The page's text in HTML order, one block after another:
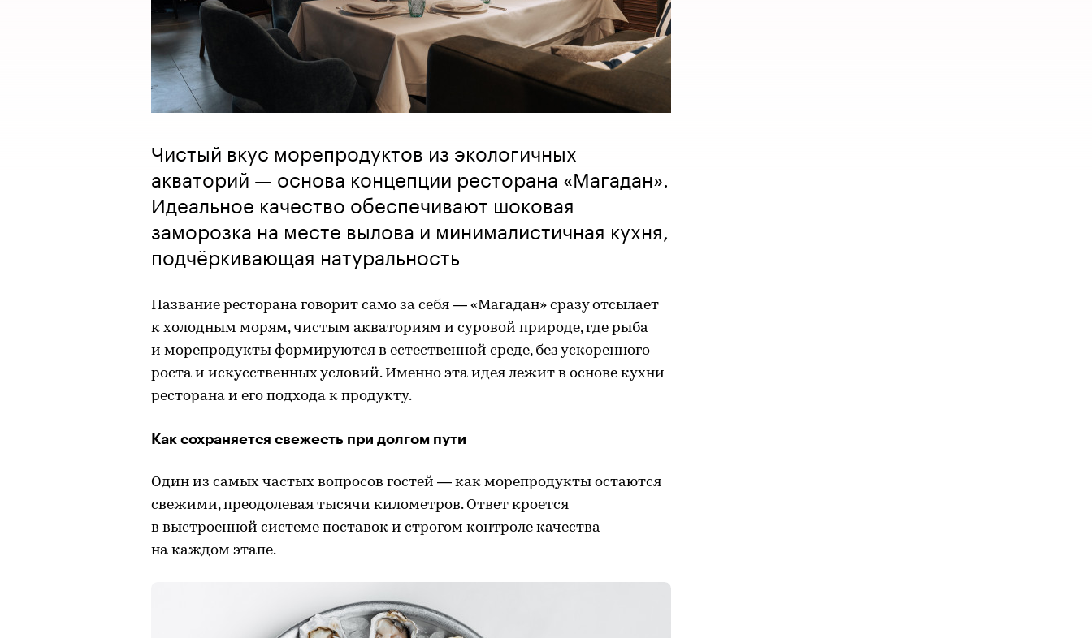
Чистый вкус морепродуктов из экологичных
акваторий — основа концепции ресторана «Магадан».
Идеальное качество обеспечивают шоковая
заморозка на месте вылова и минималистичная кухня,
подчёркивающая натуральность
Название ресторана говорит само за себя — «Магадан» сразу отсылает
к холодным морям, чистым акваториям и суровой природе, где рыба
и морепродукты формируются в естественной среде, без ускоренного
роста и искусственных условий. Именно эта идея лежит в основе кухни
ресторана и его подхода к продукту.
Как сохраняется свежесть при долгом пути
Один из самых частых вопросов гостей — как морепродукты остаются
свежими, преодолевая тысячи километров. Ответ кроется
в выстроенной системе поставок и строгом контроле качества
на каждом этапе.